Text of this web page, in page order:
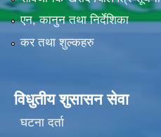
एन, कानुन तथा निर्देशिका
कर तथा शुल्कहरु
विधुतीय शुसासन सेवा
घटना दर्ता